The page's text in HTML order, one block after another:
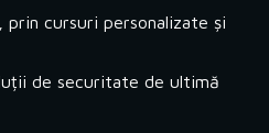
cursuri personalizate și
de securitate de ultimă